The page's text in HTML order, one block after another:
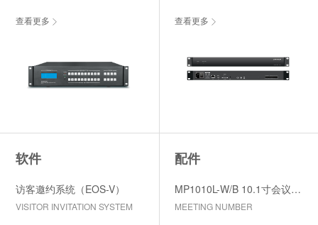
查看更多 查看更多
软件
访客邀约系统（EOS-V）
VISITOR INVITATION SYSTEM
配件
MP1010L-W/B 10.1寸会议门牌
MEETING NUMBER